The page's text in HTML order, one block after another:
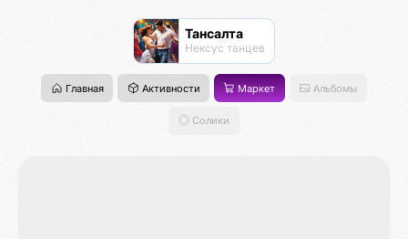
Тансалта
Нексус танцев
Главная Активности Маркет Альбомы
Солики